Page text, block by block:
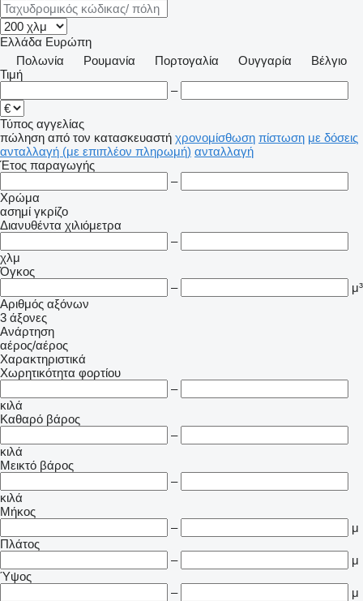
Ελλάδα Ευρώπη
Πολωνία
Ρουμανία Πορτογαλία Ουγγαρία
Βέλγιο
Τιμή
–
Τύπος αγγελίας
πώληση από τον κατασκευαστή χρονομίσθωση πίστωση με δόσεις
ανταλλαγή (με επιπλέον πληρωμή) ανταλλαγή
Έτος παραγωγής
–
Χρώμα
ασημί γκρίζο
Διανυθέντα χιλιόμετρα
–
χλμ
Όγκος
–
μ³
Αριθμός αξόνων
3 άξονες
Ανάρτηση
αέρος/αέρος
Χαρακτηριστικά
Χωρητικότητα φορτίου
–
κιλά
Καθαρό βάρος
–
κιλά
Μεικτό βάρος
–
κιλά
Μήκος
–
μ
Πλάτος
–
μ
Ύψος
–
μ